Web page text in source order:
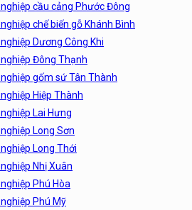
cầu cảng Phước Đông
chế biến gỗ Khánh Bình
Dương Công Khi
Đông Thạnh
gốm sứ Tân Thành
Hiệp Thành
Lai Hưng
Long Sơn
Long Thới
Nhị Xuân
Phú Hòa
Phú Mỹ